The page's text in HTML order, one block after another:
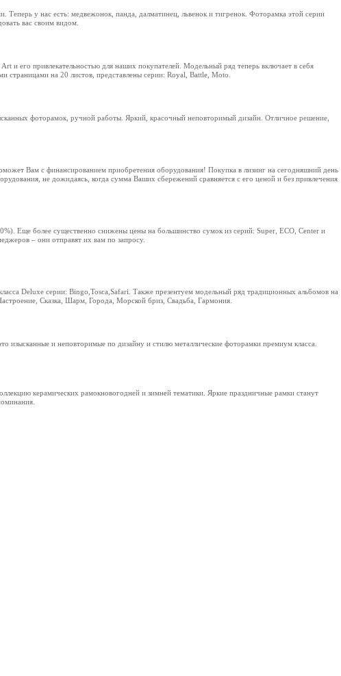
у нас есть: медвежонок, панда, далматинец, львенок и тигренок. Фоторамка этой серии
вас своим видом.
и его привлекательностью для наших покупателей. Модельный ряд теперь включает в себя
на 20 листов, представлены серии: Royal, Battle, Moto.
фоторамок, ручной работы. Яркий, красочный неповторимый дизайн. Отличное решение,
Вам с финансированием приобретения оборудования! Покупка в лизинг на сегодняшний день
не дожидаясь, когда сумма Ваших сбережений сравняется с его ценой и без привлечения
Еще более существенно снижены цены на большинство сумок из серий: Super, ECO, Center и
– они отправят их вам по запросу.
Deluxe серии: Bingo,Tosca,Safari. Также презентуем модельный ряд традиционных альбомов на
Сказка, Шарм, Города, Морской бриз, Свадьба, Гармония.
изысканные и неповторимые по дизайну и стилю металлические фоторамки премиум класса.
керамических рамокновогодней и зимней тематики. Яркие праздничные рамки станут